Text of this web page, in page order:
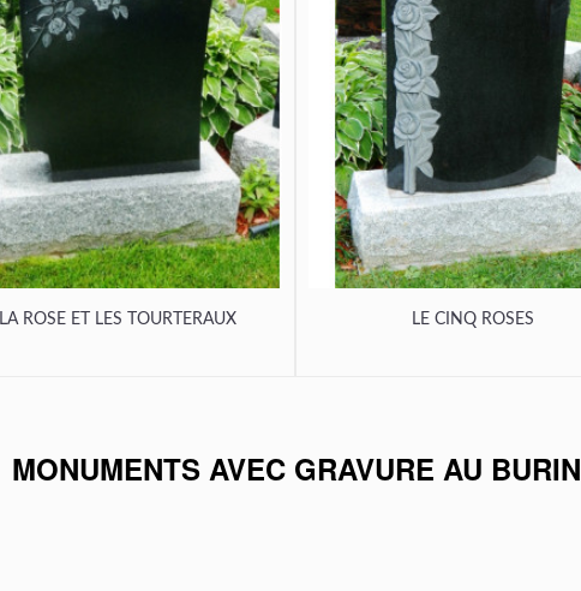
LA ROSE ET LES TOURTERAUX LE CINQ ROSES
MONUMENTS AVEC GRAVURE AU BURIN